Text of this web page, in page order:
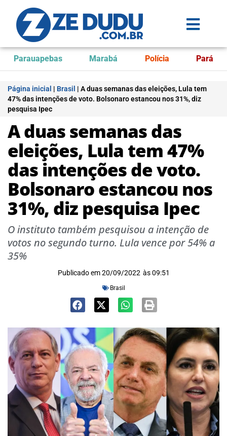
Parauapebas Marabá Polícia Pará
Página inicial | Brasil | A duas semanas das eleições, Lula tem
47% das intenções de voto. Bolsonaro estancou nos 31%, diz
pesquisa Ipec
A duas semanas das
eleições, Lula tem 47%
das intenções de voto.
Bolsonaro estancou nos
31%, diz pesquisa Ipec
O instituto também pesquisou a intenção de
votos no segundo turno. Lula vence por 54% a
35%
Publicado em 20/09/2022 às 09:51
Brasil